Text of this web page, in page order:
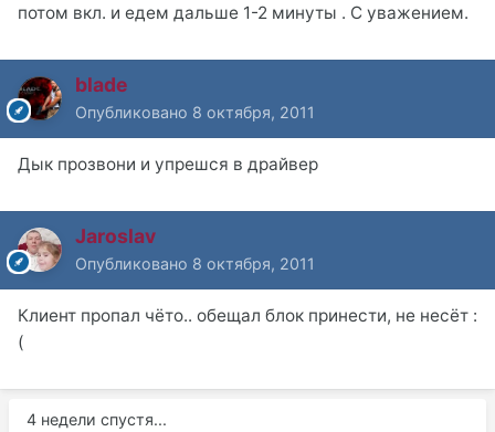
потом вкл. и едем дальше 1-2 минуты . С уважением.
blade
Опубликовано 8 октября, 2011
Дык прозвони и упрешся в драйвер
Jaroslav
Опубликовано 8 октября, 2011
Клиент пропал чёто.. обещал блок принести, не несёт :
(
4 недели спустя...